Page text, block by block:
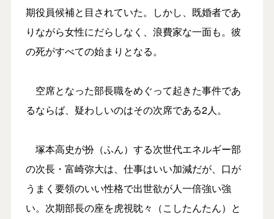
期役員候補と目されていた。しかし、既婚者であ
りながら女性にだらしなく、浪費家な一面も。彼
の死がすべての始まりとなる。
空席となった部長職をめぐって起きた事件であ
るならば、疑わしいのはその次席である2人。
塚本高史が扮（ふん）する次世代エネルギー部
の次長・富崎弥大は、仕事はいい加減だが、口が
うまく要領のいい性格で出世欲が人一倍強い強
い。次期部長の座を虎視眈々（こしたんたん）と